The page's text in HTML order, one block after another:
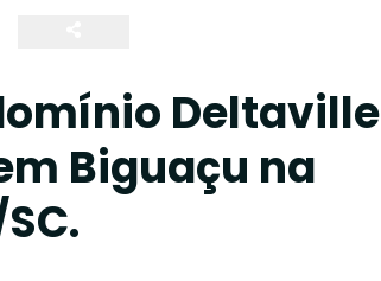
Deltaville
Biguaçu na